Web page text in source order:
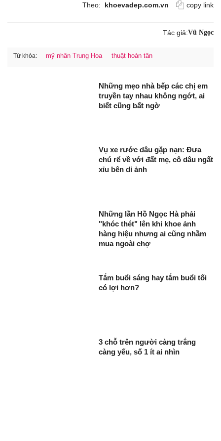
Theo: khoevadep.com.vn copy link
Tác giả:Vũ Ngọc
Từ khóa: mỹ nhân Trung Hoa thuật hoàn tân
Những mẹo nhà bếp các chị em
truyền tay nhau không ngớt, ai
biết cũng bất ngờ
Vụ xe rước dâu gặp nạn: Đưa
chú rể về với đất mẹ, cô dâu ngất
xỉu bên di ảnh
Những lần Hồ Ngọc Hà phải
"khóc thét" lên khi khoe ảnh
hàng hiệu nhưng ai cũng nhầm
mua ngoài chợ
Tắm buổi sáng hay tắm buổi tối
có lợi hơn?
3 chỗ trên người càng trắng
càng yếu, số 1 ít ai nhìn